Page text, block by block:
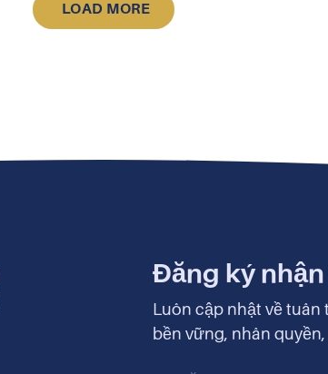
LOAD MORE
Đăng ký
Luôn cập nhật về tuân
bền vững, nhân quyền,